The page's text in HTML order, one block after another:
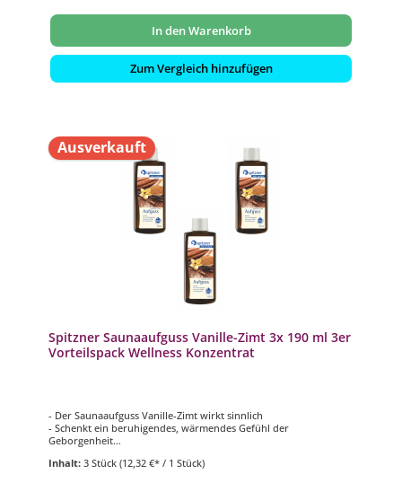
In den Warenkorb
Zum Vergleich hinzufügen
Ausverkauft
Spitzner Saunaaufguss Vanille-Zimt 3x 190 ml 3er
Vorteilspack Wellness Konzentrat
- Der Saunaaufguss Vanille-Zimt wirkt sinnlich
- Schenkt ein beruhigendes, wärmendes Gefühl der
Geborgenheit
- 15-30 ml pro Liter Aufgusswasser
Inhalt: 3 Stück (12,32 €* / 1 Stück)